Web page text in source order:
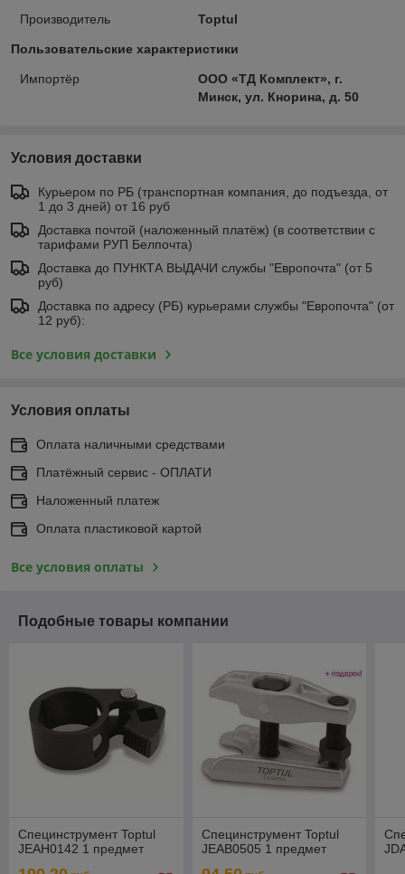
Производитель
Toptul
Пользовательские характеристики
Импортёр
ООО «ТД Комплект», г.
Минск, ул. Кнорина, д. 50
Условия доставки
Курьером по РБ (транспортная компания, до подъезда, от
1 до 3 дней) от 16 руб
Доставка почтой (наложенный платёж) (в соответствии с
тарифами РУП Белпочта)
Доставка до ПУНКТА ВЫДАЧИ службы "Европочта" (от 5
руб)
Доставка по адресу (РБ) курьерами службы "Европочта" (от
12 руб):
Все условия доставки
Условия оплаты
Оплата наличными средствами
Платёжный сервис - ОПЛАТИ
Наложенный платеж
Оплата пластиковой картой
Все условия оплаты
Подобные товары компании
Специнструмент Toptul
JEAH0142 1 предмет
Специнструмент Toptul
JEAB0505 1 предмет